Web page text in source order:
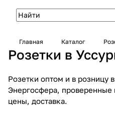
Главная Каталог
Розетки в
Розетки оптом и в розницу
Энергосфера, проверенные
цены, доставка.